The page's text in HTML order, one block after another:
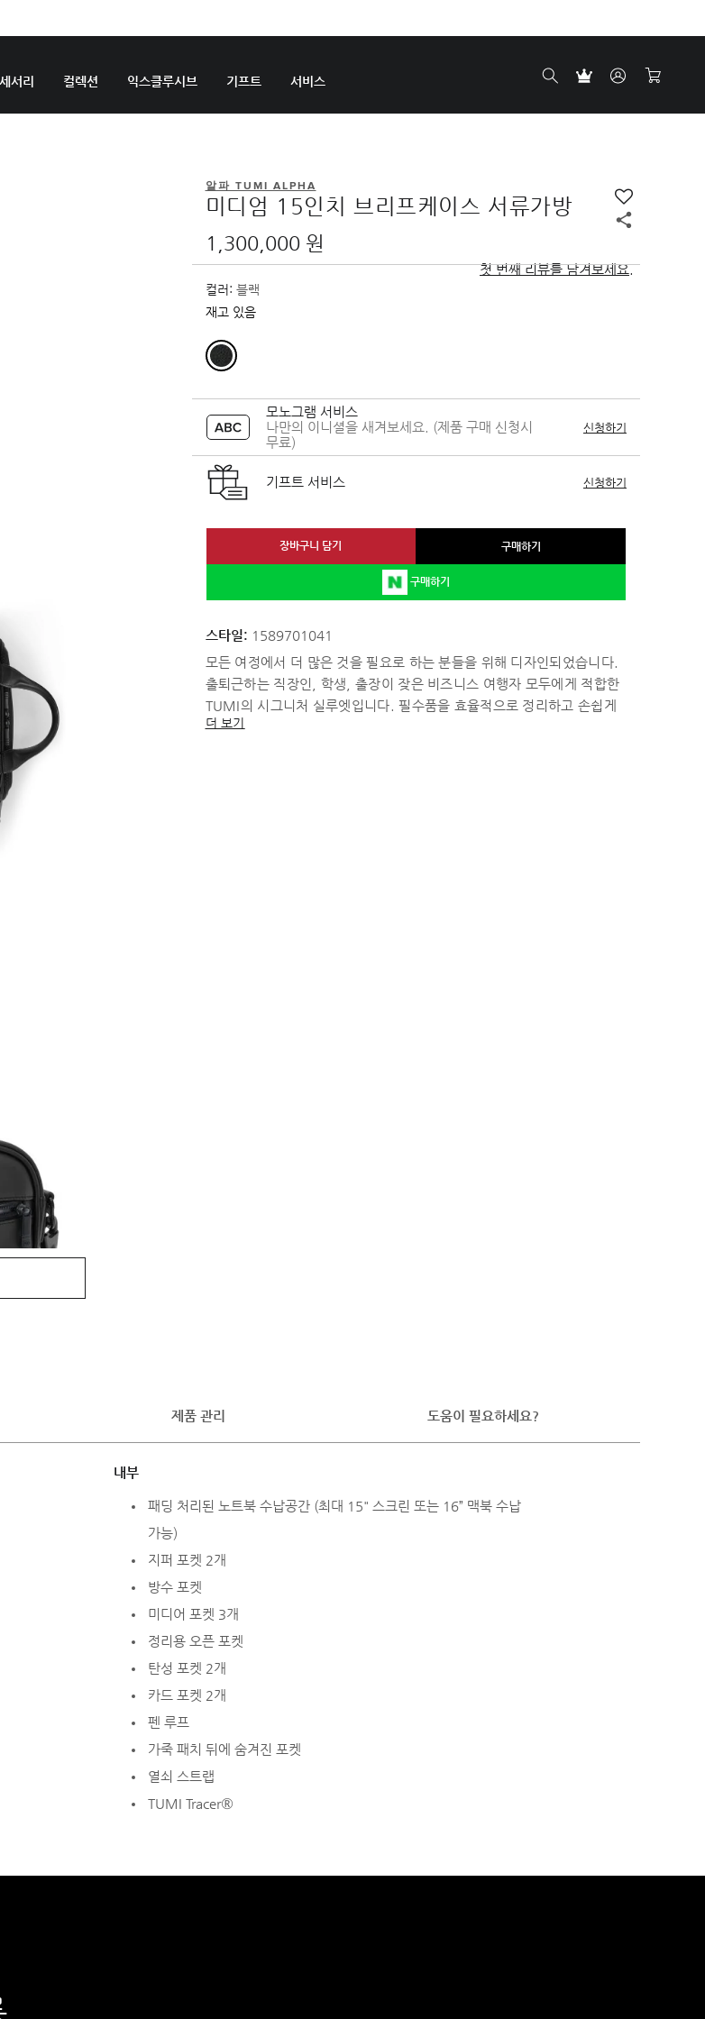
서리 컬렉션 익스클루시브 기프트 서비스
알파 TUMI ALPHA
미디엄 15인치 브리프케이스 서류가방
1,300,000 원
첫 번째 리뷰를 남겨보세요.
컬러: 블랙
재고 있음
모노그램 서비스
나만의 이니셜을 새겨보세요. (제품 구매 신청시
무료)
신청하기
기프트 서비스 신청하기
장바구니 담기 구매하기
구매하기
스타일: 1589701041
모든 여정에서 더 많은 것을 필요로 하는 분들을 위해 디자인되었습니다.
출퇴근하는 직장인, 학생, 출장이 잦은 비즈니스 여행자 모두에게 적합한
TUMI의 시그니처 실루엣입니다. 필수품을 효율적으로 정리하고 손쉽게
꺼낼 수 있도록 세심하게 디자인되었습니다.
더 보기
제품 관리 도움이 필요하세요?
내부
패딩 처리된 노트북 수납공간 (최대 15" 스크린 또는 16” 맥북 수납
가능)
지퍼 포켓 2개
방수 포켓
미디어 포켓 3개
정리용 오픈 포켓
탄성 포켓 2개
카드 포켓 2개
펜 루프
가죽 패치 뒤에 숨겨진 포켓
열쇠 스트랩
TUMI Tracer®